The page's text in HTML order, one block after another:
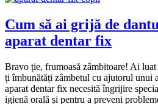
Cum să ai grijă de
aparat dentar fix
Bravo ție, frumoasă zâmbitoare! Ai
ți îmbunătăți zâmbetul cu ajutorul unui
aparat dentar fix necesită îngrijire
igienă orală și pentru a preveni